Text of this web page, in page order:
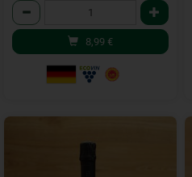
Anzahl
8,99 €